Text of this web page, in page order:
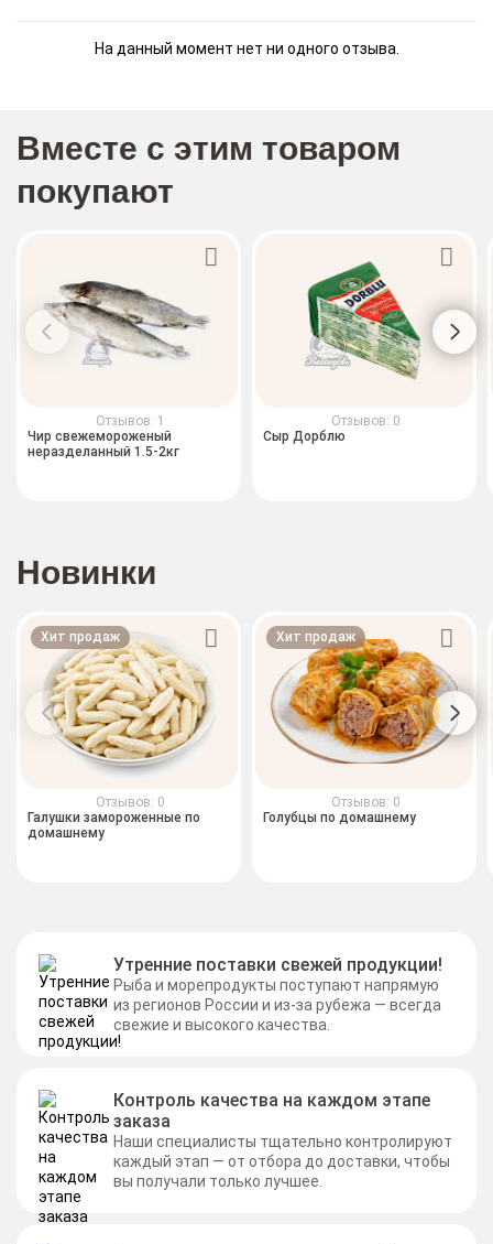
На данный момент нет ни одного отзыва.
Вместе с этим товаром
покупают
Отзывов: 1
Чир свежемороженый
неразделанный 1.5-2кг
Отзывов: 0
Сыр Дорблю
Новинки
Хит продаж
Отзывов: 0
Галушки замороженные по
домашнему
Хит продаж
Отзывов: 0
Голубцы по домашнему
Утренние поставки свежей продукции!
Рыба и морепродукты поступают напрямую
из регионов России и из-за рубежа — всегда
свежие и высокого качества.
Контроль качества на каждом этапе
заказа
Наши специалисты тщательно контролируют
каждый этап — от отбора до доставки, чтобы
вы получали только лучшее.